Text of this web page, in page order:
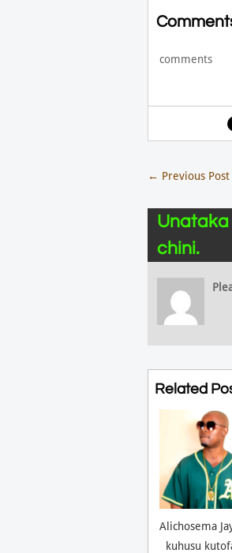
comments
← Previous Post
Unataka
chini.
Related
Alichosema
kuhusu